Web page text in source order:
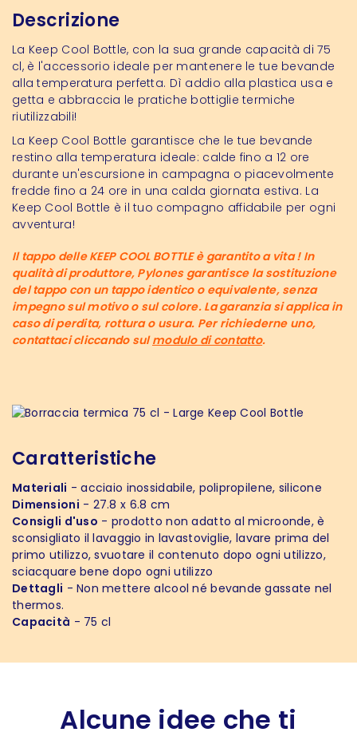
Descrizione
La Keep Cool Bottle, con la sua grande capacità di 75
cl, è l'accessorio ideale per mantenere le tue bevande
alla temperatura perfetta. Dì addio alla plastica usa e
getta e abbraccia le pratiche bottiglie termiche
riutilizzabili!
La Keep Cool Bottle garantisce che le tue bevande
restino alla temperatura ideale: calde fino a 12 ore
durante un'escursione in campagna o piacevolmente
fredde fino a 24 ore in una calda giornata estiva. La
Keep Cool Bottle è il tuo compagno affidabile per ogni
avventura!
Il tappo delle KEEP COOL BOTTLE è garantito a vita ! In
qualità di produttore, Pylones garantisce la sostituzione
del tappo con un tappo identico o equivalente, senza
impegno sul motivo o sul colore. La garanzia si applica in
caso di perdita, rottura o usura. Per richiederne uno,
contattaci cliccando sulmodulo di contatto.
Caratteristiche
Materiali - acciaio inossidabile, polipropilene, silicone
Dimensioni - 27.8 x 6.8 cm
Consigli d'uso - prodotto non adatto al microonde, è
sconsigliato il lavaggio in lavastoviglie, lavare prima del
primo utilizzo, svuotare il contenuto dopo ogni utilizzo,
sciacquare bene dopo ogni utilizzo
Dettagli - Non mettere alcool né bevande gassate nel
thermos.
Capacità - 75 cl
Alcune idee che ti